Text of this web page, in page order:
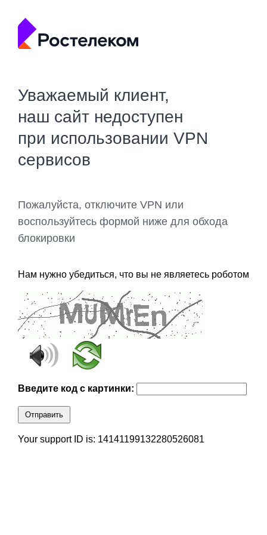
Уважаемый клиент,
наш сайт недоступен
при использовании VPN
сервисов
Пожалуйста, отключите VPN или
воспользуйтесь формой ниже для обхода
блокировки
Нам нужно убедиться, что вы не являетесь роботом
Введите код с картинки:
Отправить
Your support ID is: 14141199132280526081